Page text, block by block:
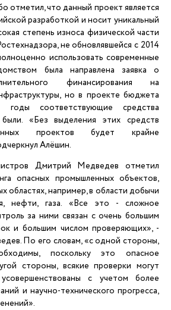
отметил, что данный проект является
разработкой и носит уникальный
степень износа физической части
не обновлявшейся с 2014
использовать современные
была направлена заявка о
финансирования на
но в проекте бюджета
соответствующие средства
«Без выделения этих средств
проектов будет крайне
Алёшин.
Дмитрий Медведев отметил
опасных промышленных объектов,
областях, например, в области добычи
нефти, газа. «Все это - сложное
за ними связан с очень большим
и большим числом проверяющих», -
По его словам, «с одной стороны,
поскольку это опасное
стороны, всякие проверки могут
с учетом более
и научно-технического прогресса,